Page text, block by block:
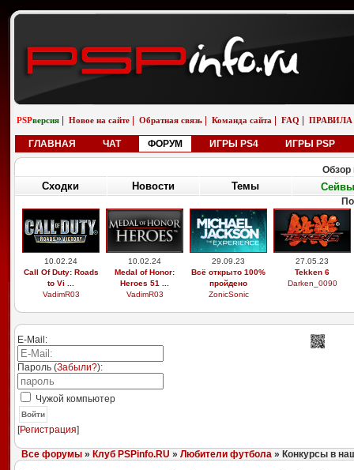
PSPверсия Новое на сайте Обратная связь Команда сайта FAQ ПРАВИЛА
ГЛАВНАЯ ЧАТ ФОРУМ ИГРЫ PS4 ИГРЫ PSP
Обзор
Сходки Новости Темы Сейвы
10.02.24
Call Of Duty: Roads
to Vi ...
VadimR03
10.02.24
Medal of Honor:
Heroes 51 ...
VadimR03
29.09.23
Всё открыто 100%
пройдено
ZonicSonic
27.05.23
Tekken 6
Darken_0090
E-Mail:
Пароль (Забыли?):
Чужой компьютер
Войти
[Регистрация]
Все форумы» Клуб PSPinfo.RU » Любители футбола» Конкурсы в